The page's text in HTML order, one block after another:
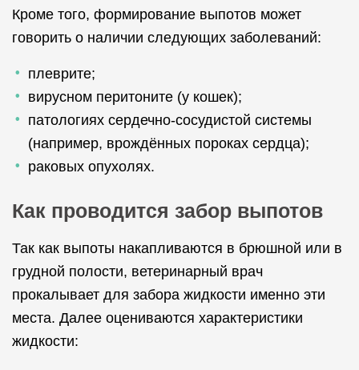
Кроме того, формирование выпотов может
говорить о наличии следующих заболеваний:
плеврите;
вирусном перитоните (у кошек);
патологиях сердечно-сосудистой системы
(например, врождённых пороках сердца);
раковых опухолях.
Как проводится забор выпотов
Так как выпоты накапливаются в брюшной или в
грудной полости, ветеринарный врач
прокалывает для забора жидкости именно эти
места. Далее оцениваются характеристики
жидкости: